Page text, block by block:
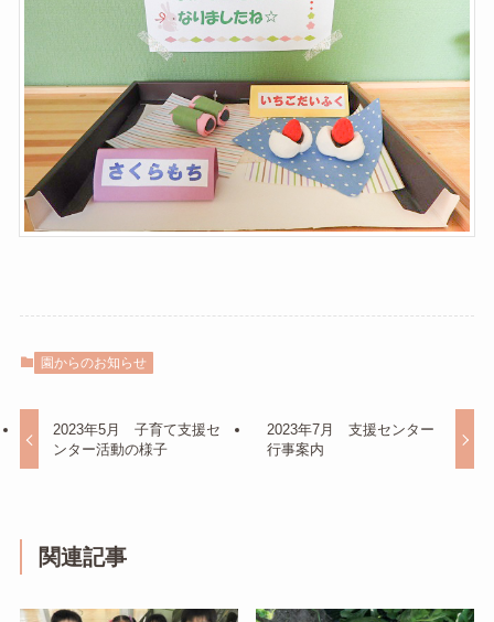
園からのお知らせ
2023年5月 子育て支援セ
ンター活動の様子
2023年7月 支援センター
行事案内
関連記事